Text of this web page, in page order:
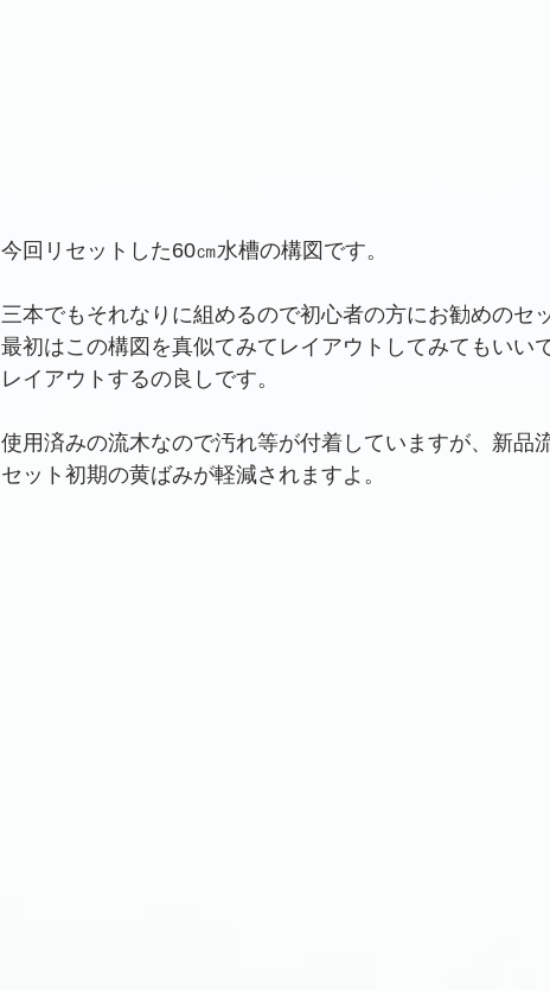
今回リセットした60㎝水槽の構図です。
三本でもそれなりに組めるので初心者の方にお勧めのセ
最初はこの構図を真似てみてレイアウトしてみてもいい
レイアウトするの良しです。
使用済みの流木なので汚れ等が付着していますが、新品
セット初期の黄ばみが軽減されますよ。